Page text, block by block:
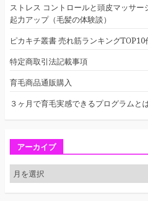
ストレス コントロールと頭皮マッサー
起力アップ（毛髪の体験談）
ピカキチ叢書 売れ筋ランキングTOP10
特定商取引法記載事項
育毛商品通販購入
３ヶ月で育毛実感できるプログラムと
アーカイブ
ア
ー
カ